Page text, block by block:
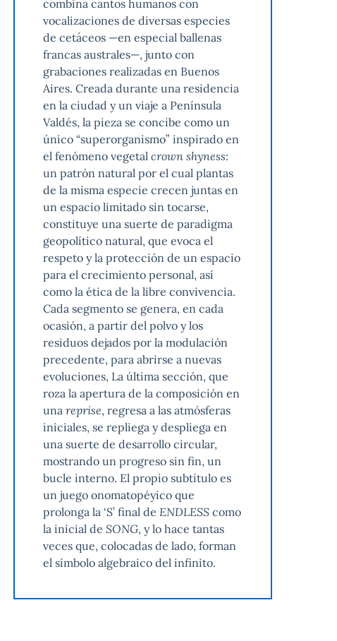
combina cantos humanos con
vocalizaciones de diversas especies
de cetáceos —en especial ballenas
francas australes—, junto con
grabaciones realizadas en Buenos
Aires. Creada durante una residencia
en la ciudad y un viaje a Península
Valdés, la pieza se concibe como un
único “superorganismo” inspirado en
el fenómeno vegetalcrown shyness:
un patrón natural por el cual plantas
de la misma especie crecen juntas en
un espacio limitado sin tocarse,
constituye una suerte de paradigma
geopolítico natural, que evoca el
respeto y la protección de un espacio
para el crecimiento personal, así
como la ética de la libre convivencia.
Cada segmento se genera, en cada
ocasión, a partir del polvo y los
residuos dejados por la modulación
precedente, para abrirse a nuevas
evoluciones, La última sección, que
roza la apertura de la composición en
unareprise, regresa a las atmósferas
iniciales, se repliega y despliega en
una suerte de desarrollo circular,
mostrando un progreso sin fin, un
bucle interno. El propio subtítulo es
un juego onomatopéyico que
prolonga la ‘S’ final deENDLESS como
la inicial deSONG, y lo hace tantas
veces que, colocadas de lado, forman
el símbolo algebraico del infinito.